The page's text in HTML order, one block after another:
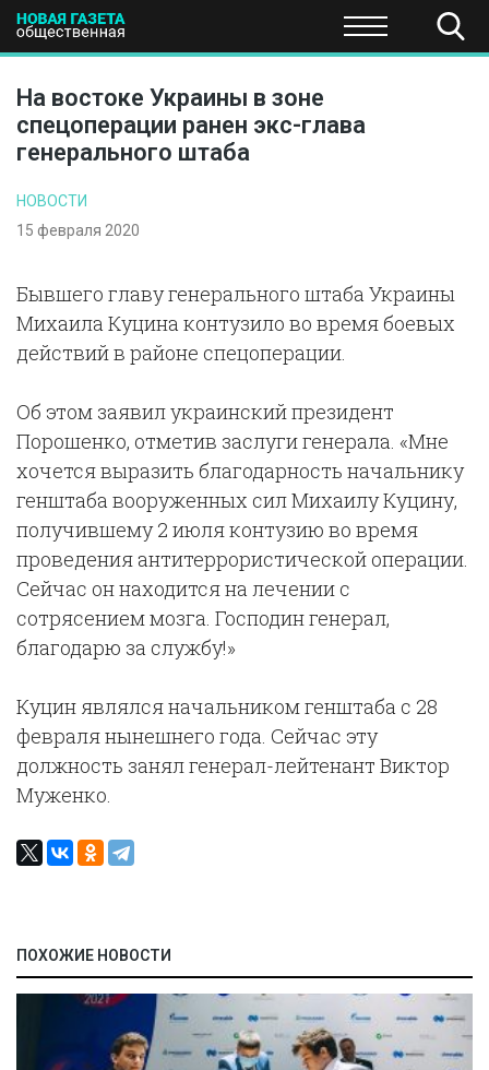
ПОЛИТИКА ЭКОНОМИКА НАУКА И
На востоке Украины в зоне
спецоперации ранен экс-глава
генерального штаба
НОВОСТИ
15 февраля 2020
Бывшего главу генерального штаба Украины
Михаила Куцина контузило во время боевых
действий в районе спецоперации.
Об этом заявил украинский президент
Порошенко, отметив заслуги генерала. «Мне
хочется выразить благодарность начальнику
генштаба вооруженных сил Михаилу Куцину,
получившему 2 июля контузию во время
проведения антитеррористической операции.
Сейчас он находится на лечении с
сотрясением мозга. Господин генерал,
благодарю за службу!»
Куцин являлся начальником генштаба с 28
февраля нынешнего года. Сейчас эту
должность занял генерал-лейтенант Виктор
Муженко.
ПОХОЖИЕ НОВОСТИ